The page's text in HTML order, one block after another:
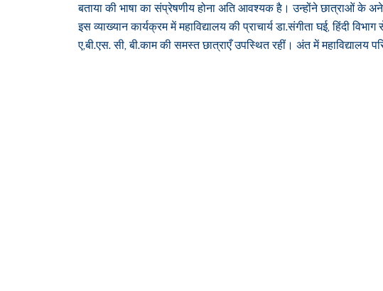
बताया की भाषा का संप्रेषणीय होना अति आवश्यक है। उन्होंने छात्राओं के
इस व्याख्यान कार्यक्रम में महाविद्यालय की प्राचार्य डा.संगीता घई, हिंदी
ए,बी.एस. सी, बी.काम की समस्त छात्राएँ उपस्थित रहीं। अंत में